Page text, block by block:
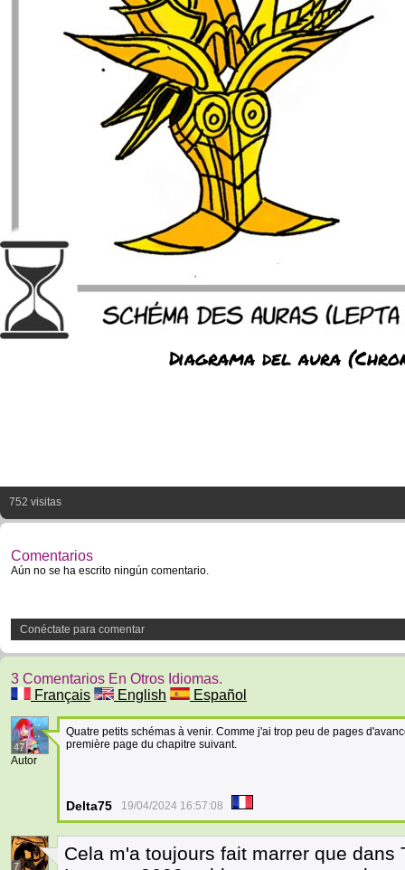
Diagrama del aura
752 visitas
Comentarios
Aún no se ha escrito ningún comentario.
Conéctate para comentar
3 Comentarios En Otros Idiomas.
Français
English Español
47
Autor
Quatre petits schémas à venir. Comme j'ai trop peu de pages
première page du chapitre suivant.
Delta75 19/04/2024 16:57:08
7
Cela m'a toujours fait marrer que